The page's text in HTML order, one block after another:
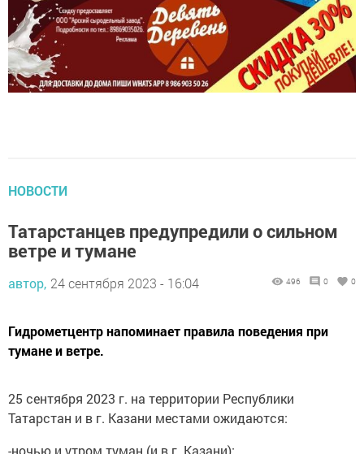
НОВОСТИ
Татарстанцев предупредили о сильном
ветре и тумане
автор, 24 сентября 2023 - 16:04 496 0 0
Гидрометцентр напоминает правила поведения при
тумане и ветре.
25 сентября 2023 г. на территории Республики
Татарстан и в г. Казани местами ожидаются:
-ночью и утром туман (и в г. Казани);